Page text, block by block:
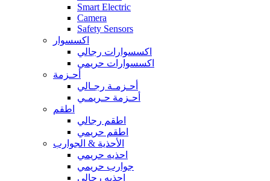
Smart Electric
Camera
Safety Sensors
اكسسوار
اكسسوارات رجالي
اكسسوارات حريمي
أحـزمة
أحـزمـة رجـالي
أحـزمة حـريمـي
اطقم
اطقم رجالي
اطقم حريمي
الأحذية & الجوارب
احذيه حريمي
جوارب حريمي
احذيه رجالي